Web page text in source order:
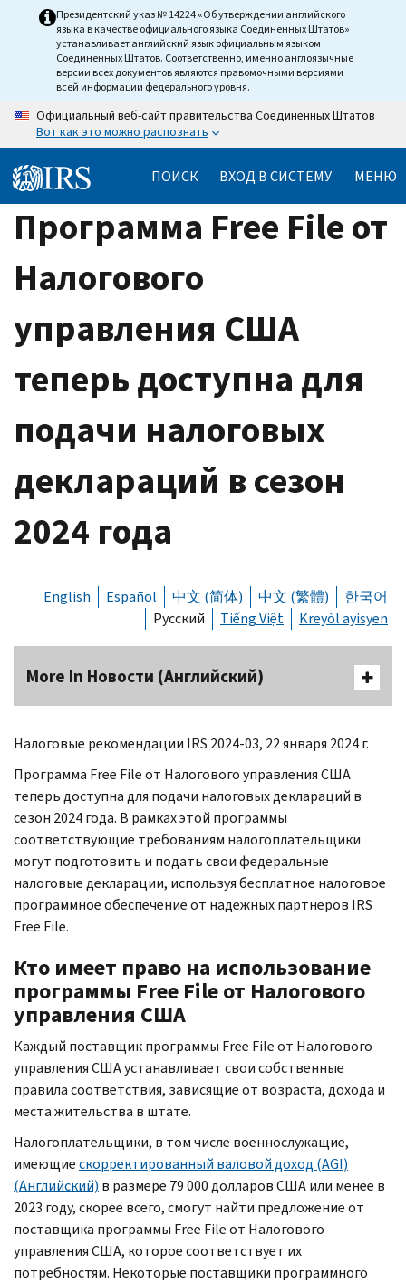
Президентский указ № 14224 «Об утверждении английского
языка в качестве официального языка Соединенных Штатов»
устанавливает английский язык официальным языком
Соединенных Штатов. Соответственно, именно англоязычные
версии всех документов являются правомочными версиями
всей информации федерального уровня.
Официальный веб-сайт правительства Соединенных Штатов
Вот как это можно распознать
ПОИСК ВХОД В СИСТЕМУ МЕНЮ
Программа Free File от
Налогового
управления США
теперь доступна для
подачи налоговых
деклараций в сезон
2024 года
English Español 中文 (简体) 中文 (繁體)
한국어
Русский
Tiếng Việt Kreyòl ayisyen
More In Новости (Английский)
Налоговые рекомендации IRS 2024-03, 22 января 2024 г.
Программа Free Fileот Налогового управления США
теперь доступна для подачи налоговых деклараций в
сезон 2024 года. В рамках этой программы
соответствующие требованиям налогоплательщики
могут подготовить и подать свои федеральные
налоговые декларации, используя бесплатное налоговое
программное обеспечение от надежных партнеров IRS
Free File.
Кто имеет право на использование
программы Free Fileот Налогового
управления США
Каждый поставщик программы Free Fileот Налогового
управления США устанавливает свои собственные
правила соответствия, зависящие от возраста, дохода и
места жительства в штате.
Налогоплательщики, в том числе военнослужащие,
имеющиескорректированный валовой доход (AGI)
(Английский) в размере 79 000 долларов США или менее в
2023 году, скорее всего, смогут найти предложение от
поставщика программы Free Fileот Налогового
управления США, которое соответствует их
потребностям. Некоторые поставщики программного